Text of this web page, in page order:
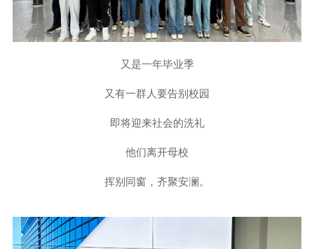
又是一年毕业季
又有一群人要告别校园
即将迎来社会的洗礼
他们离开母校
挥别同窗，齐聚安澜。